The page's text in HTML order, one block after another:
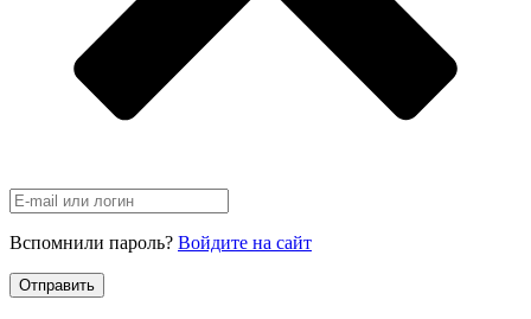
Вспомнили пароль? Войдите на сайт
Отправить